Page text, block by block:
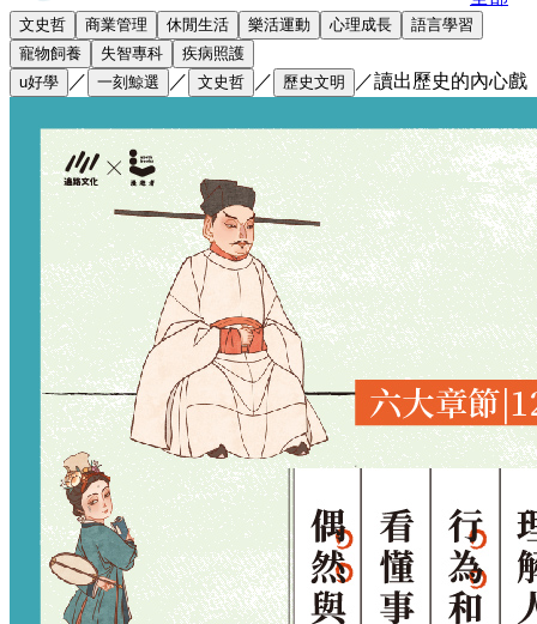
文史哲 商業管理 休閒生活 樂活運動 心理成長
語言學習
寵物飼養
失智專科
疾病照護
u好學
／ 一刻鯨選 ／ 文史哲 ／ 歷史文明 ／讀出歷史的內心戲